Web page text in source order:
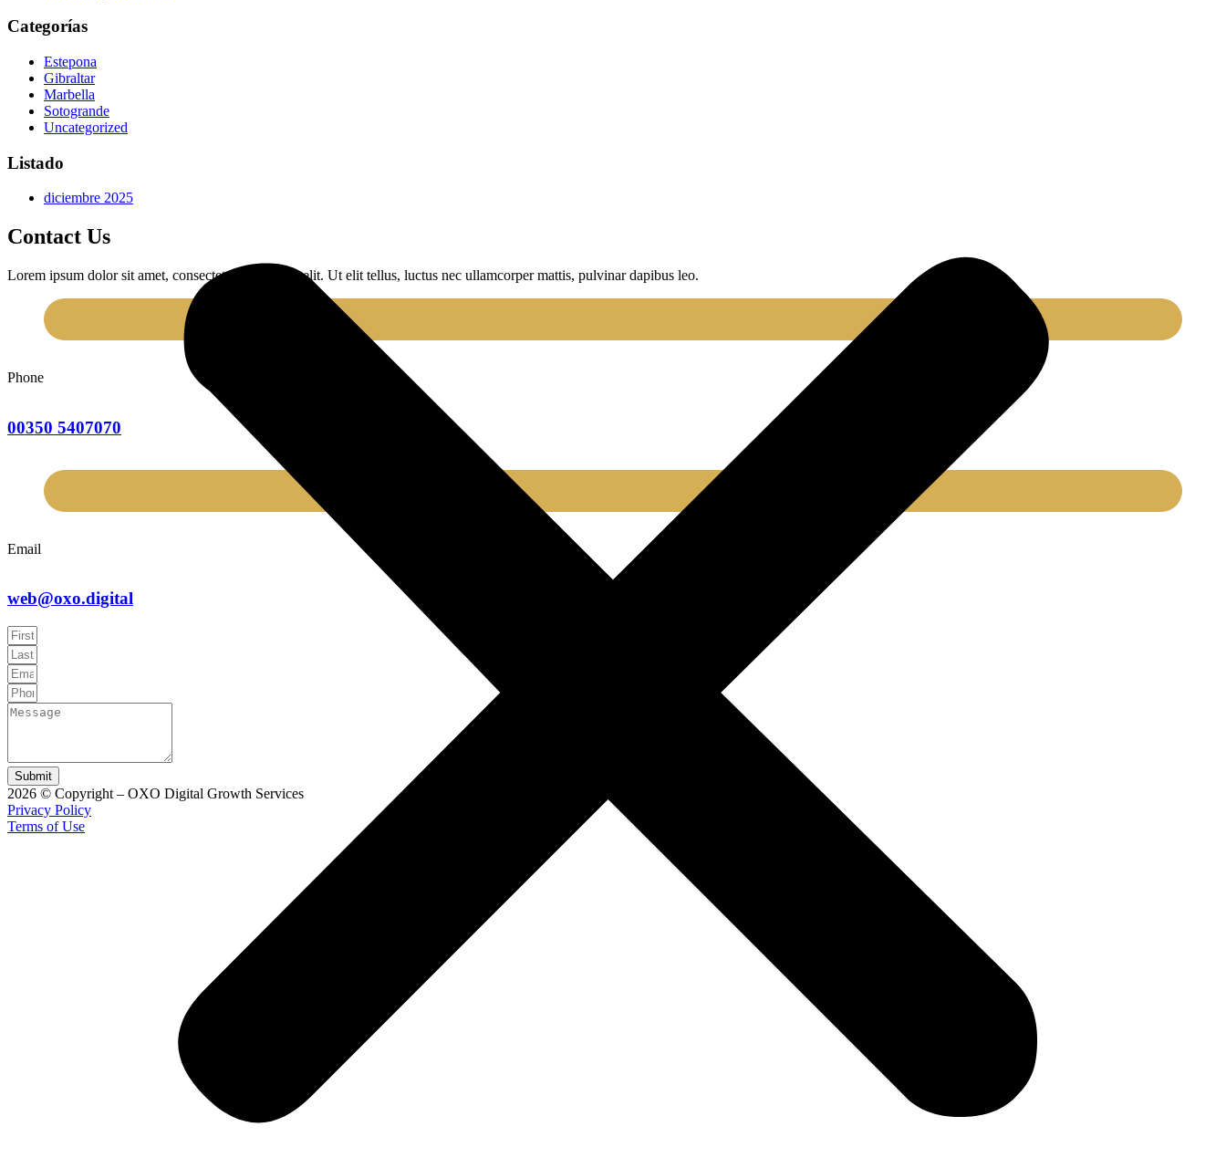
Categorías
Estepona
Gibraltar
Marbella
Sotogrande
Uncategorized
Listado
diciembre 2025
Contact Us
Lorem ipsum dolor sit amet, consectetur adipiscing elit. Ut elit tellus, luctus nec ullamcorper mattis, pulvinar dapibus leo.
00350 5407070
Phone
web@oxo.digital
Email
Submit
2026 © Copyright – OXO Digital Growth Services
Privacy Policy
Terms of Use